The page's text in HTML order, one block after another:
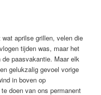
aprilse grillen, velen die
tijden was, maar het
paasvakantie. Maar elk
gelukzalig gevoel vorige
in boven op
doen van ons permanent